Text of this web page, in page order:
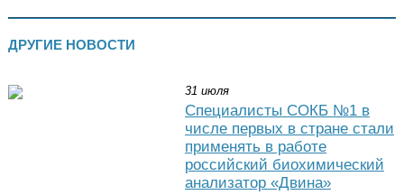
ДРУГИЕ НОВОСТИ
31 июля
Специалисты СОКБ №1 в
числе первых в стране стали
применять в работе
российский биохимический
анализатор «Двина»